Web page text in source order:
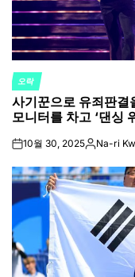
POSTED
IN
오락
사기꾼으로 유죄판결
모니터를 차고 ‘댄싱
on10월 30, 2025Posted
Na-ri